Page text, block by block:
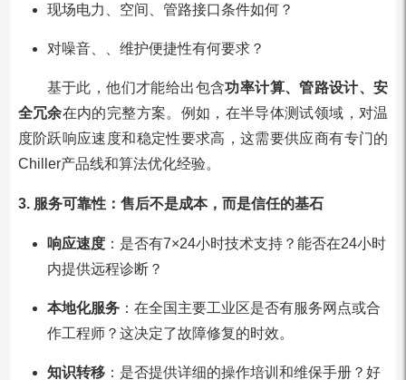
现场电力、空间、管路接口条件如何？
对噪音、、维护便捷性有何要求？
基于此，他们才能给出包含功率计算、管路设计、安
全冗余在内的完整方案。例如，在半导体测试领域，对温
度阶跃响应速度和稳定性要求高，这需要供应商有专门的
Chiller产品线和算法优化经验。
3. 服务可靠性：售后不是成本，而是信任的基石
响应速度：是否有7×24小时技术支持？能否在24小时
内提供远程诊断？
本地化服务：在全国主要工业区是否有服务网点或合
作工程师？这决定了故障修复的时效。
知识转移：是否提供详细的操作培训和维保手册？好